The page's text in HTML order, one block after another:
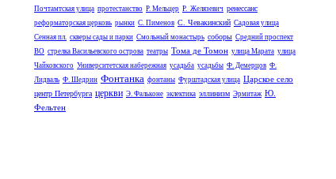
Почтамтская улица протестанство Р. Мельцер Р. Желязевич ренессанс
реформаторская церковь рынки С. Пименов С. Чевакинский Садовая улица
Сенная пл. скверы сады и парки Смольный монастырь соборы Средний проспект
ВО стрелка Васильевского острова театры Тома де Томон улица Марата улица
Чайковского Университетская набережная усадьба усадьбы Ф. Демерцов Ф.
Лидваль Ф. Шедрин Фонтанка фонтаны Фурштадская улица Царское село
центр Петербурга церкви Э. Фальконе эклектика эллинизм Эрмитаж Ю.
Фельтен